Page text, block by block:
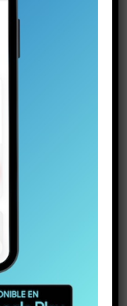
y algunas
una excelente
entregarte
contenido de
y a reponer